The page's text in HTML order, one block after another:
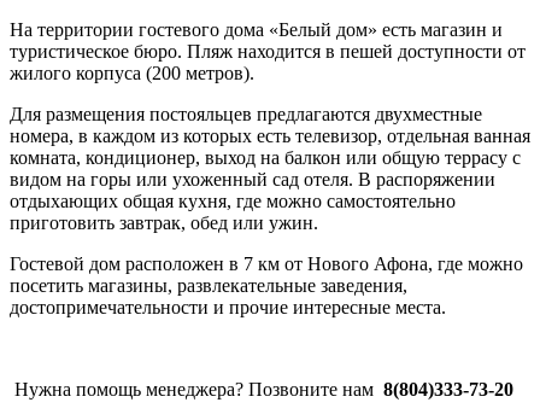
На территории гостевого дома «Белый дом» есть магазин и
туристическое бюро. Пляж находится в пешей доступности от
жилого корпуса (200 метров).
Для размещения постояльцев предлагаются двухместные
номера, в каждом из которых есть телевизор, отдельная ванная
комната, кондиционер, выход на балкон или общую террасу с
видом на горы или ухоженный сад отеля. В распоряжении
отдыхающих общая кухня, где можно самостоятельно
приготовить завтрак, обед или ужин.
Гостевой дом расположен в 7 км от Нового Афона, где можно
посетить магазины, развлекательные заведения,
достопримечательности и прочие интересные места.
Нужна помощь менеджера? Позвоните нам 8(804)333-73-20